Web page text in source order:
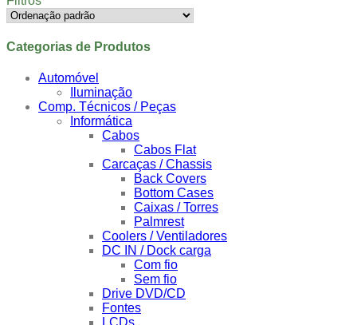
Categorias de Produtos
Automóvel
Iluminação
Comp. Técnicos / Peças
Informática
Cabos
Cabos Flat
Carcaças / Chassis
Back Covers
Bottom Cases
Caixas / Torres
Palmrest
Coolers / Ventiladores
DC IN / Dock carga
Com fio
Sem fio
Drive DVD/CD
Fontes